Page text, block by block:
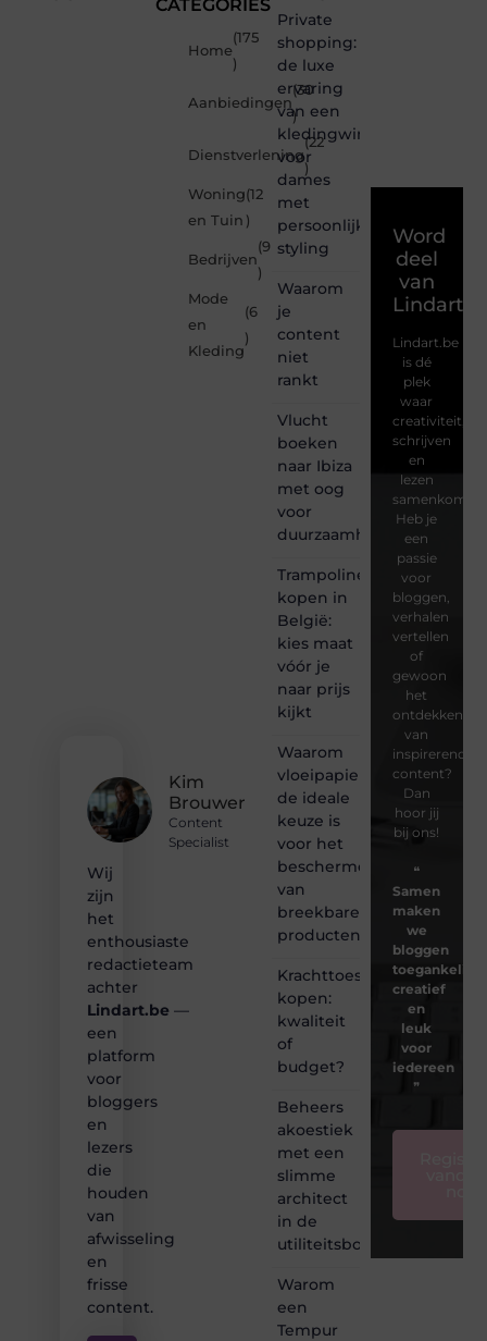
Kim
Brouwer
Content
Specialist
Wij
zijn
het
enthousiaste
redactieteam
achter
Lindart.be —
een
platform
voor
bloggers
en
lezers
die
houden
van
afwisseling
en
frisse
content.
CATEGORIES
Home
(175
)
Aanbiedingen
(30
)
Dienstverlening
(22
)
Woning
en Tuin
(12
)
Bedrijven
(9
)
Mode
en
Kleding
(6
)
Private
shopping:
de luxe
ervaring
van een
kledingwinkel
voor
dames
met
persoonlijke
styling
Waarom
je
content
niet
rankt
Vlucht
boeken
naar Ibiza
met oog
voor
duurzaamheid
Trampoline
kopen in
België:
kies maat
vóór je
naar prijs
kijkt
Waarom
vloeipapier
de ideale
keuze is
voor het
beschermen
van
breekbare
producten
Krachttoestel
kopen:
kwaliteit
of
budget?
Beheers
akoestiek
met een
slimme
architect
in de
utiliteitsbouw
Warom
een
Tempur
Word
deel
van
Lindart.be
is dé
plek
waar
creativiteit,
schrijven
en
lezen
samenkomen.
Heb je
een
passie
voor
bloggen,
verhalen
vertellen
of
gewoon
het
ontdekken
van
inspirerende
content?
Dan
hoor jij
bij ons!
❝
Samen
maken
we
bloggen
toegankelijk,
creatief
en
leuk
voor
iedereen
❞